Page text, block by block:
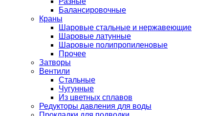
Балансировочные
Краны
Шаровые стальные и нержавеющие
Шаровые латунные
Шаровые полипропиленовые
Прочее
Затворы
Вентили
Стальные
Чугунные
Из цветных сплавов
Редукторы давления для воды